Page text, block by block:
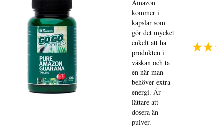
Amazon
kommer i
kapslar som
gör det mycket
enkelt att ha
produkten i
väskan och ta
en när man
behöver extra
energi. Är
lättare att
dosera än
pulver.